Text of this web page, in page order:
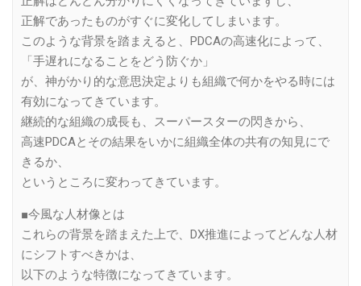
正解であったものがすぐに変化してしまいます。
このような背景を踏まえると、PDCAの高速化によって、
「手遅れになることをどう防ぐか」
が、神がかり的な意思決定よりも組織で何かをやる時には
有効になってきています。
継続的な組織の成長も、スーパースターの閃きから、
高速PDCAとその結果をいかに組織全体の共有の知見にで
きるか、
というところに変わってきています。
■今風な人材像とは
これらの背景を踏まえた上で、DX推進によってどんな人材
にシフトすべきかは、
以下のような特徴になってきています。